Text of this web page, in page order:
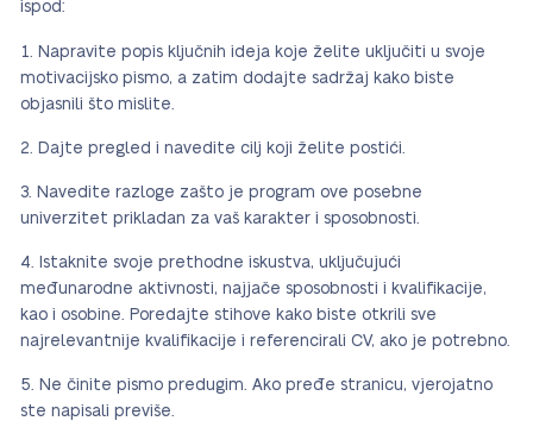
ispod:
Napravite popis ključnih ideja koje želite uključiti u svoje
motivacijsko pismo, a zatim dodajte sadržaj kako biste
objasnili što mislite.
Dajte pregled i navedite cilj koji želite postići.
Navedite razloge zašto je program ove posebne
univerzitet prikladan za vaš karakter i sposobnosti.
Istaknite svoje prethodne iskustva, uključujući
međunarodne aktivnosti, najjače sposobnosti i kvalifikacije,
kao i osobine. Poredajte stihove kako biste otkrili sve
najrelevantnije kvalifikacije i referencirali CV, ako je potrebno.
Ne činite pismo predugim. Ako pređe stranicu, vjerojatno
ste napisali previše.